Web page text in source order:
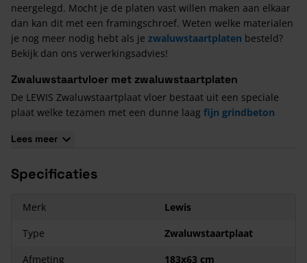
neergelegd. Mocht je de platen vast willen maken aan elkaar
dan kan dit met een framingschroef. Weten welke materialen
je nog meer nodig hebt als je zwaluwstaartplaten besteld?
Bekijk dan ons verwerkingsadvies!
Zwaluwstaartvloer met zwaluwstaartplaten
De LEWIS Zwaluwstaartplaat vloer bestaat uit een speciale
plaat welke tezamen met een dunne laag fijn grindbeton
betonvloer. Na montage van de zwaluwstaartplaten wordt in
Tijdens het verwerken van het fijn grindbeton fungeren de
gewicht van de betonspecie en de montagebelasting
het beton vormen de zwaluwstaartplaten samen met het
Lees meer
Specificaties
Merk
Lewis
Type
Zwaluwstaartplaat
Afmeting
183x63 cm